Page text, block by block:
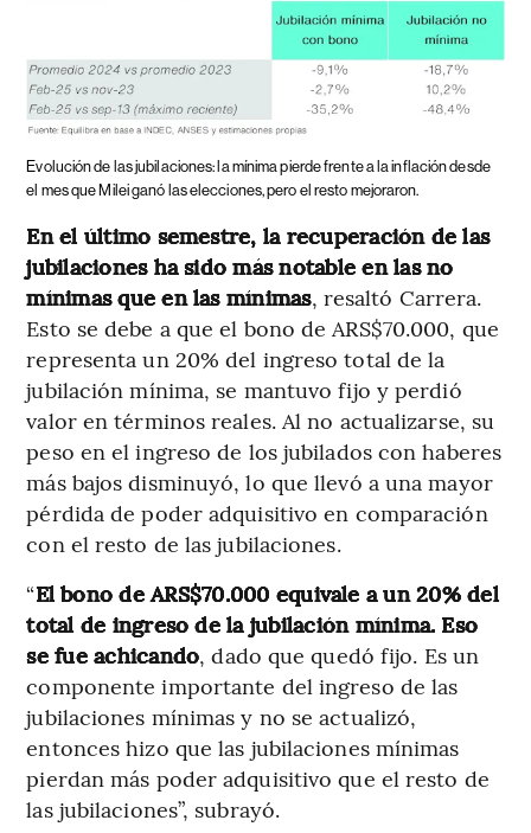
Evolución de las jubilaciones: la mínima pierde frente a la inflación desde
el mes que Milei ganó las elecciones, pero el resto mejoraron.
En el último semestre, la recuperación de las
jubilaciones ha sido más notable en las no
mínimas que en las mínimas, resaltó Carrera.
Esto se debe a que el bono de ARS$70.000, que
representa un 20% del ingreso total de la
jubilación mínima, se mantuvo fijo y perdió
valor en términos reales. Al no actualizarse, su
peso en el ingreso de los jubilados con haberes
más bajos disminuyó, lo que llevó a una mayor
pérdida de poder adquisitivo en comparación
con el resto de las jubilaciones.
“El bono de ARS$70.000 equivale a un 20% del
total de ingreso de la jubilación mínima. Eso
se fue achicando, dado que quedó fijo. Es un
componente importante del ingreso de las
jubilaciones mínimas y no se actualizó,
entonces hizo que las jubilaciones mínimas
pierdan más poder adquisitivo que el resto de
las jubilaciones”, subrayó.